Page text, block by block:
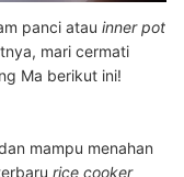
panci atau inner pot
mari cermati
Ma berikut ini!
mampu menahan
rice cooker